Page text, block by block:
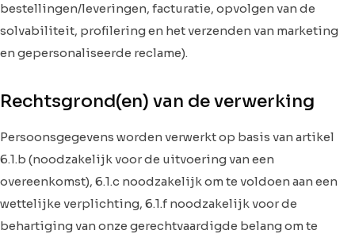
bestellingen/leveringen, facturatie, opvolgen van de
solvabiliteit, profilering en het verzenden van marketing
en gepersonaliseerde reclame).
Rechtsgrond(en) van de verwerking
Persoonsgegevens worden verwerkt op basis van artikel
6.1.b (noodzakelijk voor de uitvoering van een
overeenkomst), 6.1.c noodzakelijk om te voldoen aan een
wettelijke verplichting, 6.1.f noodzakelijk voor de
behartiging van onze gerechtvaardigde belang om te